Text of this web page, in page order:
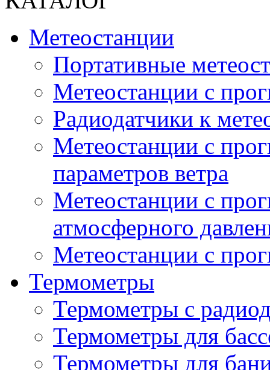
Метеостанции
Портативные
Метеостанции с
Радиодатчики к
Метеостанции с
параметров ветра
Метеостанции с
атмосферного
Метеостанции с
Термометры
Термометры с
Термометры для
Термометры для